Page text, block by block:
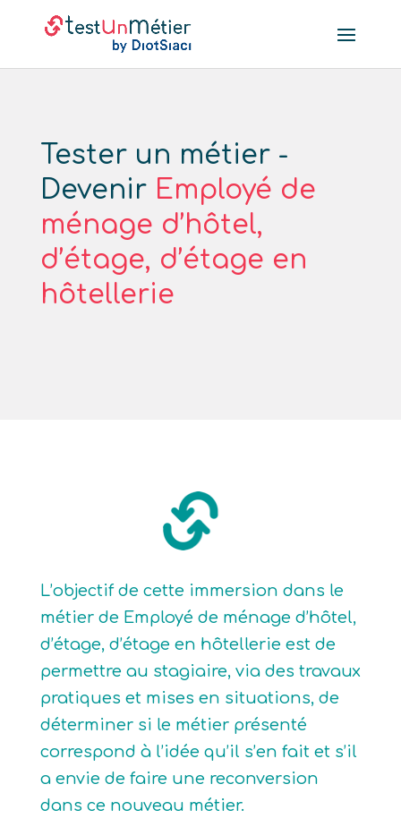
Tester un métier -
Devenir Employé de
ménage d’hôtel,
d’étage, d’étage en
hôtellerie
L’objectif de cette immersion dans le
métier de Employé de ménage d’hôtel,
d’étage, d’étage en hôtellerie est de
permettre au stagiaire, via des travaux
pratiques et mises en situations, de
déterminer si le métier présenté
correspond à l’idée qu’il s’en fait et s’il
a envie de faire une reconversion
dans ce nouveau métier.